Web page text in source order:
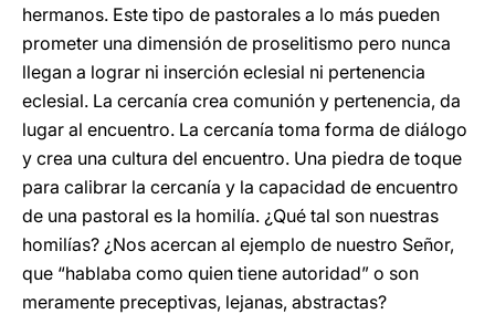
hermanos. Este tipo de pastorales a lo más pueden
prometer una dimensión de proselitismo pero nunca
llegan a lograr ni inserción eclesial ni pertenencia
eclesial. La cercanía crea comunión y pertenencia, da
lugar al encuentro. La cercanía toma forma de diálogo
y crea una cultura del encuentro. Una piedra de toque
para calibrar la cercanía y la capacidad de encuentro
de una pastoral es la homilía. ¿Qué tal son nuestras
homilías? ¿Nos acercan al ejemplo de nuestro Señor,
que “hablaba como quien tiene autoridad” o son
meramente preceptivas, lejanas, abstractas?